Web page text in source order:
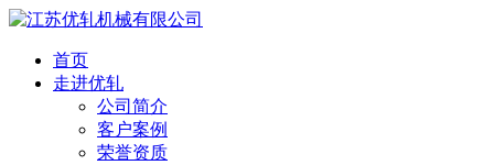
首页
走进优轧
公司简介
客户案例
荣誉资质